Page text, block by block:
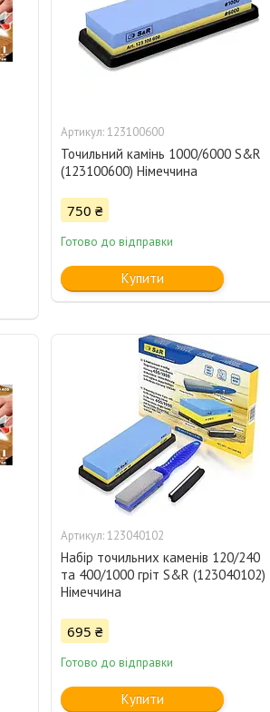
123100600
Точильний камінь 1000/6000 S&R
(123100600) Німеччина
750 ₴
Готово до відправки
Купити
123040102
Набір точильних каменів 120/240
та 400/1000 гріт S&R (123040102)
Німеччина
695 ₴
Готово до відправки
Купити